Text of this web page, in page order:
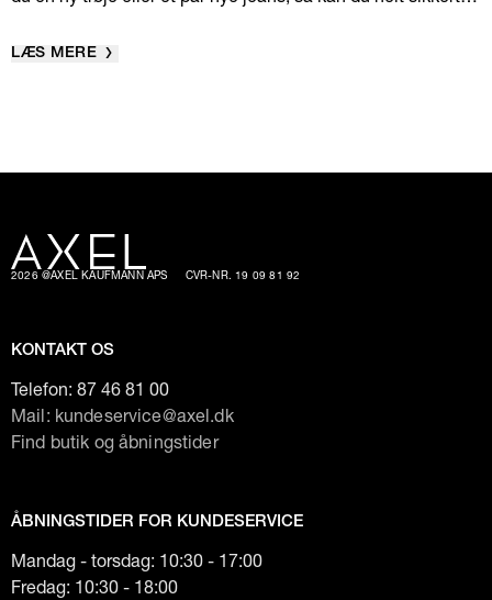
ud, og pift din garderobe op med klassiske items med et
LÆS MERE
2026 @AXEL KAUFMANN APS CVR-NR. 19 09 81 92
KONTAKT OS
Telefon: 87 46 81 00
Mail: kundeservice@axel.dk
Find butik og åbningstider
ÅBNINGSTIDER FOR KUNDESERVICE
Mandag - torsdag: 10:30 - 17:00
Fredag: 10:30 - 18:00